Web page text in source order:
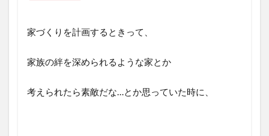
家づくりを計画するときって、
家族の絆を深められるような家とか
考えられたら素敵だな…とか思っていた時に、